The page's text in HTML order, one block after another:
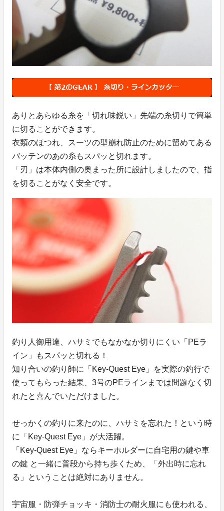
ありとあらゆる糸を「切れ味鋭い」先端の糸切りで簡単
に切ることができます。
衣類のほつれ、スーツの型崩れ防止のために留めてある
バッテンのあの糸もスパッと切れます。
「刃」は本体内側の奥まった所に設計しましたので、指
を切ることがなく安全です。
釣り人御用達、ハサミでもなかなか切りにくい「PEラ
イン」もスパッと切れる！
知り合いの釣り師に「Key-Quest Eye」を実際の釣行で
使ってもらった結果、3号のPEラインまでは問題なく切
れたと喜んでいただけました。
せっかくの釣りに来たのに、ハサミを忘れた！という時
に「Key-Quest Eye」が大活躍。
「Key-Quest Eye」ならキーホルダーに自宅用の鍵や車
の鍵 と一緒に普段から持ち歩くため、「外出時に忘れ
る」ということは絶対にありません。
宇宙服・防弾チョッキ・消防士の耐火服にも使われる、